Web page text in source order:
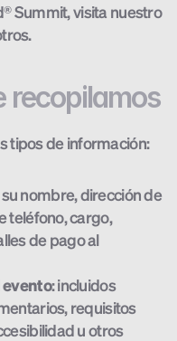
Summit, visita nuestro
recopilamos
tipos de información:
nombre, dirección de
teléfono, cargo,
de pago al
: incluidos
requisitos
u otros